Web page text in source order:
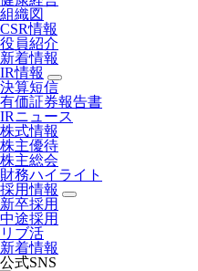
組織図
CSR情報
役員紹介
新着情報
IR情報
決算短信
有価証券報告書
IRニュース
株式情報
株主優待
株主総会
財務ハイライト
採用情報
新卒採用
中途採用
リブ活
新着情報
公式SNS